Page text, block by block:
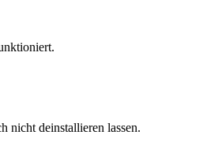
nicht deinstallieren lassen.